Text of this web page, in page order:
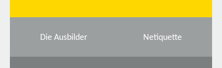
Die Ausbilder Netiquette